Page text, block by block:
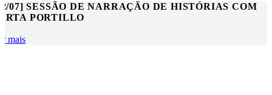
07] SESSÃO DE NARRAÇÃO DE HISTÓRIAS COM
PORTILLO
mais